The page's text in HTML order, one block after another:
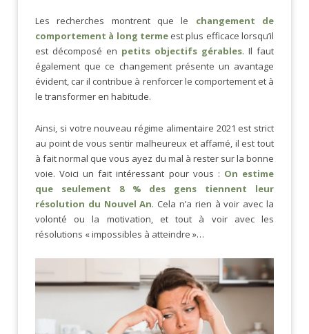
Les recherches montrent que le changement de
comportement à long termeest plus efficace lorsqu’il
est décomposé en petits objectifs gérables. Il faut
également que ce changement présente un avantage
évident, car il contribue à renforcer le comportement et à
le transformer en habitude.
Ainsi, si votre nouveau régime alimentaire 2021 est strict
au point de vous sentir malheureux et affamé, il est tout
à fait normal que vous ayez du mal à rester sur la bonne
voie. Voici un fait intéressant pour vous : On estime
que seulement 8 % des gens tiennent leur
résolution du Nouvel An. Cela n’a rien à voir avec la
volonté ou la motivation, et tout à voir avec les
résolutions « impossibles à atteindre »…